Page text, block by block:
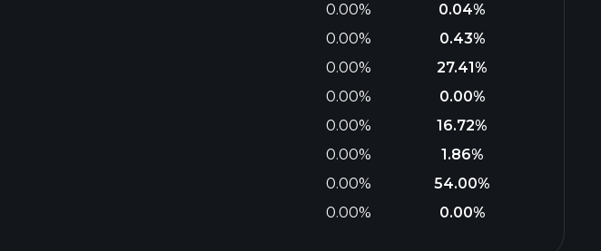
0.00%
0.04%
0.00%
0.43%
0.00%
27.41%
0.00%
0.00%
0.00%
16.72%
0.00%
1.86%
0.00%
54.00%
0.00% 0.00%